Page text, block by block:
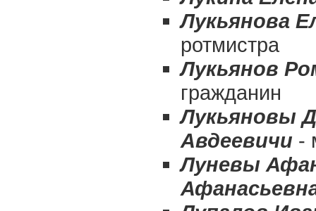
Лукьянова
ротмистра
Лукьянов
гражданин
Лукьяновы
Авдеевичи -
Луневы